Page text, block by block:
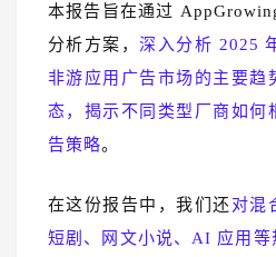
本报告旨在通过
分析方案，深入分析 2025
非游应用广告市场的主要趋
态，揭示不同类型厂商如何
告策略。
在这份报告中，我们还 对混
短剧、网文小说、AI 应用等